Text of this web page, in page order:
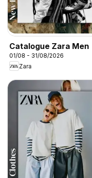
Catalogue Zara Men
01/08 - 31/08/2026
Zara